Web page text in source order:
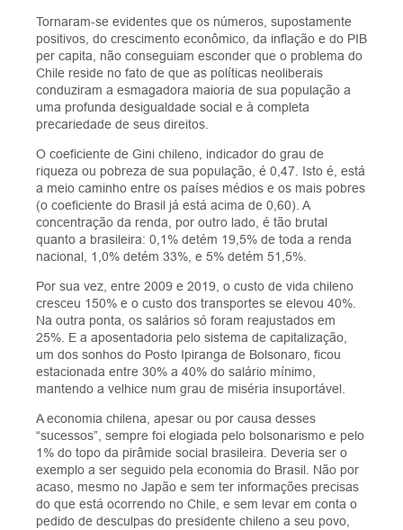
Tornaram-se evidentes que os números, supostamente
positivos, do crescimento econômico, da inflação e do PIB
per capita, não conseguiam esconder que o problema do
Chile reside no fato de que as políticas neoliberais
conduziram a esmagadora maioria de sua população a
uma profunda desigualdade social e à completa
precariedade de seus direitos.
O coeficiente de Gini chileno, indicador do grau de
riqueza ou pobreza de sua população, é 0,47. Isto é, está
a meio caminho entre os países médios e os mais pobres
(o coeficiente do Brasil já está acima de 0,60). A
concentração da renda, por outro lado, é tão brutal
quanto a brasileira: 0,1% detém 19,5% de toda a renda
nacional, 1,0% detém 33%, e 5% detém 51,5%.
Por sua vez, entre 2009 e 2019, o custo de vida chileno
cresceu 150% e o custo dos transportes se elevou 40%.
Na outra ponta, os salários só foram reajustados em
25%. E a aposentadoria pelo sistema de capitalização,
um dos sonhos do Posto Ipiranga de Bolsonaro, ficou
estacionada entre 30% a 40% do salário mínimo,
mantendo a velhice num grau de miséria insuportável.
A economia chilena, apesar ou por causa desses
“sucessos”, sempre foi elogiada pelo bolsonarismo e pelo
1% do topo da pirâmide social brasileira. Deveria ser o
exemplo a ser seguido pela economia do Brasil. Não por
acaso, mesmo no Japão e sem ter informações precisas
do que está ocorrendo no Chile, e sem levar em conta o
pedido de desculpas do presidente chileno a seu povo,